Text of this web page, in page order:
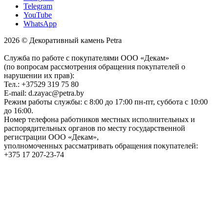
Telegram
YouTube
WhatsApp
2026 © Декоративный камень Petra
Служба по работе с покупателями ООО «Декам»
(по вопросам рассмотрения обращения покупателей о
нарушении их прав):
Тел.: +37529 319 75 80
E-mail: d.zayac@petra.by
Режим работы службы: с 8:00 до 17:00 пн-пт, суббота с 10:00
до 16:00.
Номер телефона работников местных исполнительных и
распорядительных органов по месту государственной
регистрации ООО «Декам»,
уполномоченных рассматривать обращения покупателей:
+375 17 207-23-74